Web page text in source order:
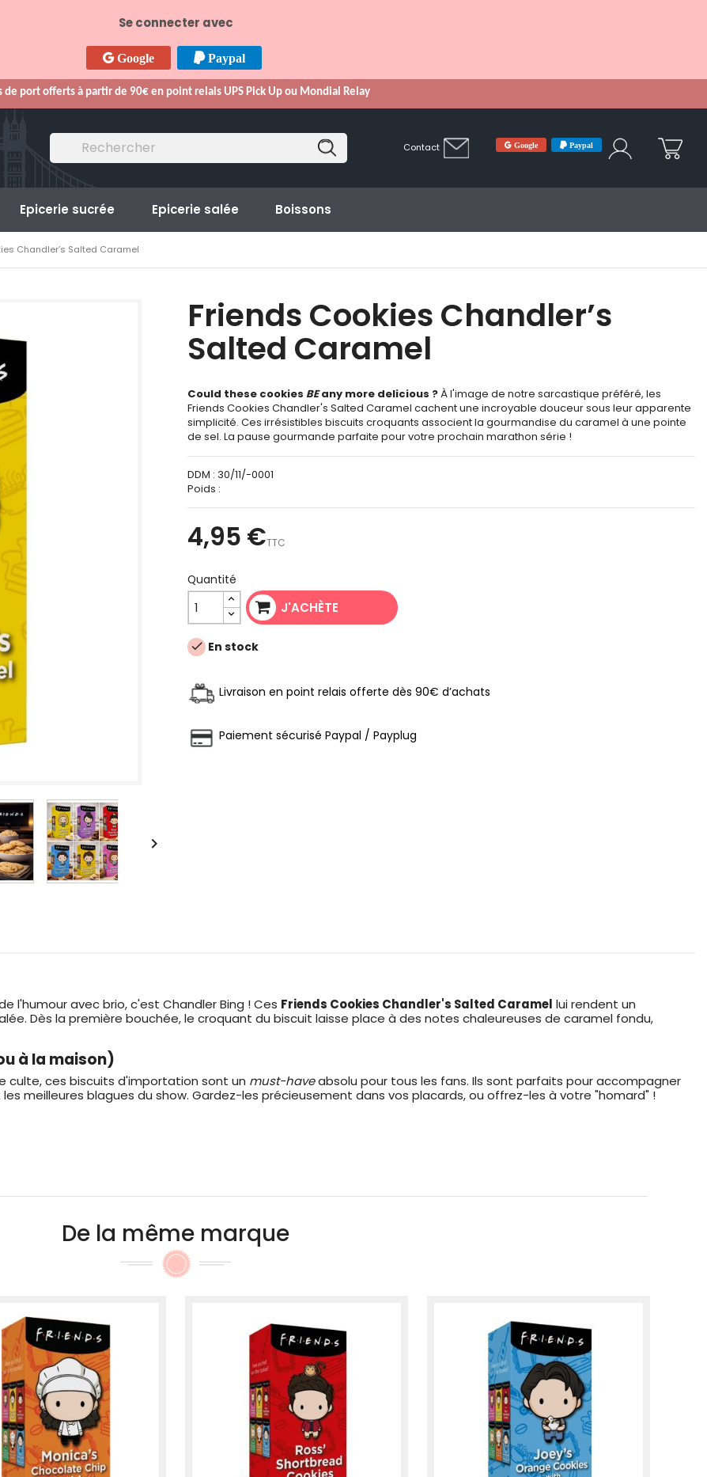
Se connecter avec
Google Paypal
de port offerts à partir de 90€ en point relais UPS Pick Up ou Mondial Relay
Contact Google Paypal
Epicerie sucrée Epicerie salée Boissons
Chandler’s Salted Caramel

Friends Cookies Chandler’s
Salted Caramel
Could these cookies BEany more delicious ?À l'image de notre sarcastique préféré, les
Friends Cookies Chandler's Salted Caramel cachent une incroyable douceur sous leur apparente
simplicité. Ces irrésistibles biscuits croquants associent la gourmandise du caramel à une pointe
de sel. La pause gourmande parfaite pour votre prochain marathon série !
DDM : 30/11/-0001
Poids :
4,95 €TTC
Quantité
J'ACHÈTE
 En stock
Livraison en point relais offerte dès 90€ d’achats
Paiement sécurisé Paypal / Payplug
l'humour avec brio, c'est Chandler Bing ! Ces Friends Cookies Chandler's Salted Caramel lui rendent un
Dès la première bouchée, le croquant du biscuit laisse place à des notes chaleureuses de caramel fondu,
à la maison)
culte, ces biscuits d'importation sont un must-haveabsolu pour tous les fans. Ils sont parfaits pour accompagner
meilleures blagues du show. Gardez-les précieusement dans vos placards, ou offrez-les à votre "homard" !
De la même marque